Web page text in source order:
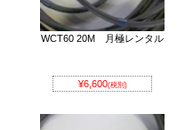
WCT60 20M 月極レンタル
¥6,600(税別)